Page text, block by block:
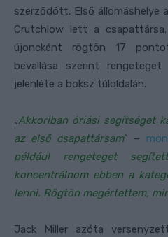
szerződött. Első állomáshelye
Crutchlow lett a
újoncként rögtön 17
bevallása szerint
jelenléte a boksz túloldalán.
„Akkoriban óriási segítséget
az első csapattársam” –
például rengeteget
koncentrálnom ebben a
lenni. Rögtön megértettem,
Jack Miller azóta